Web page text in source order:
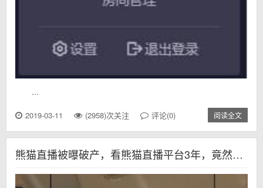
...
2019-03-11 (2958)次关注 评论(0) 阅读全文
熊猫直播被曝破产，看熊猫直播平台3年，竟然这个结局